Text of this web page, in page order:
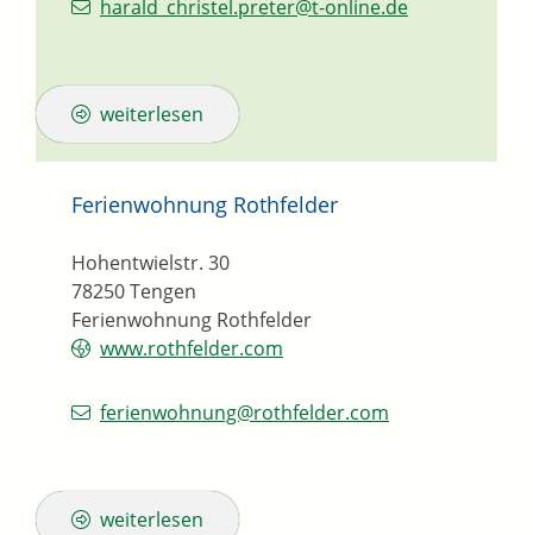
harald_christel.preter@t-online.de
weiterlesen
Ferienwohnung Rothfelder
Ferienwohnung Rothfelder
Hohentwielstr. 30
78250Tengen
www.rothfelder.com
ferienwohnung@rothfelder.com
weiterlesen